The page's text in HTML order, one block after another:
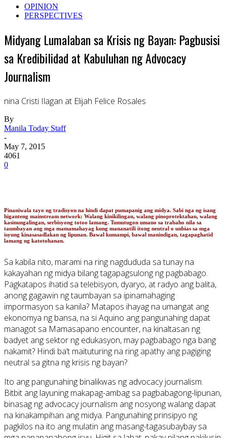
OPINION
PERSPECTIVES
Midyang Lumalaban sa Krisis ng Bayan: Pagbusisi
sa Kredibilidad at Kabuluhan ng Advocacy
Journalism
nina Cristi Ilagan at Elijah Felice Rosales
By
Manila Today Staff
-
May 7, 2015
4061
0
Pinaniwala tayo ng tradisyon na hindi dapat pumapanig ang midya. Sabi nga ng isang
higanteng mainstream network: Walang kinikilingan, walang pinoprotektahan, walang
kasinungalingan, serbisyong totoo lamang. Tumutugon umano sa trabaho nila sa
taumbayan ang mga mamamahayag kung mananatili itong neutral o unbias sa mga
isyung kinasasadlakan ng lipunan. Bawal kumampi, bawal manindigan, tagapaghatid
lamang ng katotohanan.
Sa kabila nito, marami na ring nagdududa sa tunay na
kakayahan ng midya bilang tagapagsulong ng pagbabago.
Pagkatapos ihatid sa telebisyon, dyaryo, at radyo ang balita,
anong gagawin ng taumbayan sa ipinamahaging
impormasyon sa kanila? Matapos ihayag na umangat ang
ekonomya ng bansa, na si Aquino ang pangunahing dapat
managot sa Mamasapano encounter, na kinaltasan ng
badyet ang sektor ng edukasyon, may pagbabago nga bang
nakamit? Hindi ba’t maituturing na ring apathy ang pagiging
neutral sa gitna ng krisis ng bayan?
Ito ang pangunahing binalikwas ng advocacy journalism.
Bitbit ang layuning makapag-ambag sa pagbabagong-lipunan,
binasag ng advocacy journalism ang nosyong walang dapat
na kinakampihan ang midya. Pangunahing prinsipyo ng
pagkilos na ito ang mulatin ang masang-tagasubaybay sa